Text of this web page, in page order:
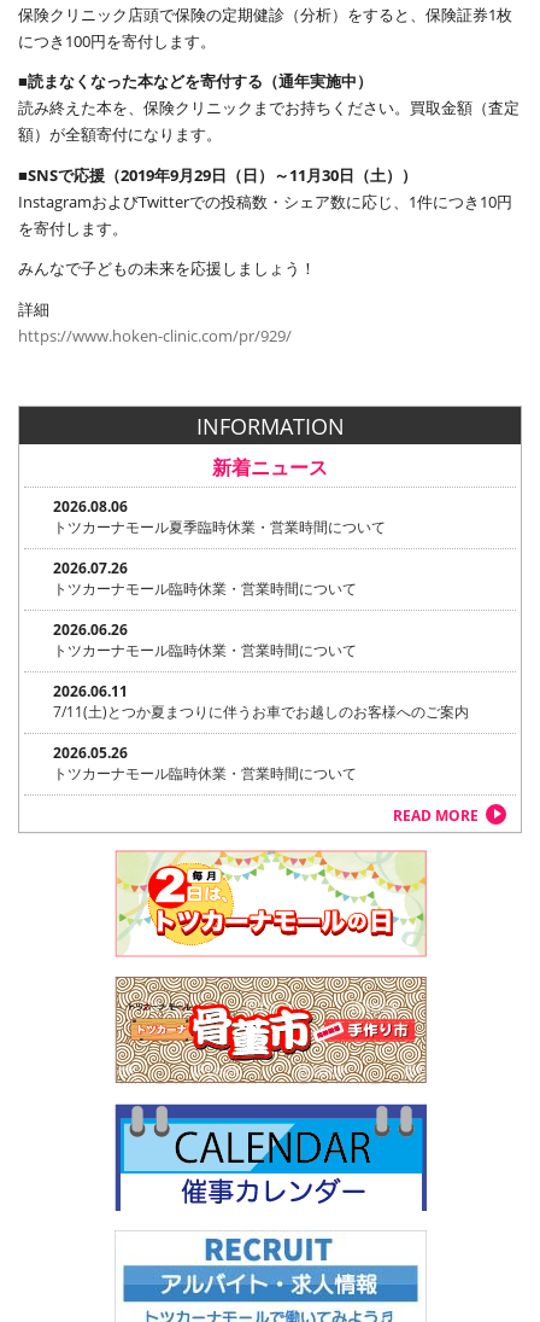
保険クリニック店頭で保険の定期健診（分析）をすると、保険証券1枚
につき100円を寄付します。
■読まなくなった本などを寄付する（通年実施中）
読み終えた本を、保険クリニックまでお持ちください。買取金額（査定
額）が全額寄付になります。
■SNSで応援（2019年9月29日（日）～11月30日（土））
InstagramおよびTwitterでの投稿数・シェア数に応じ、1件につき10円
を寄付します。
みんなで子どもの未来を応援しましょう！
詳細
https://www.hoken-clinic.com/pr/929/
INFORMATION
新着ニュース
2026.08.06
トツカーナモール夏季臨時休業・営業時間について
2026.07.26
トツカーナモール臨時休業・営業時間について
2026.06.26
トツカーナモール臨時休業・営業時間について
2026.06.11
7/11(土)とつか夏まつりに伴うお車でお越しのお客様へのご案内
2026.05.26
トツカーナモール臨時休業・営業時間について
READ MORE